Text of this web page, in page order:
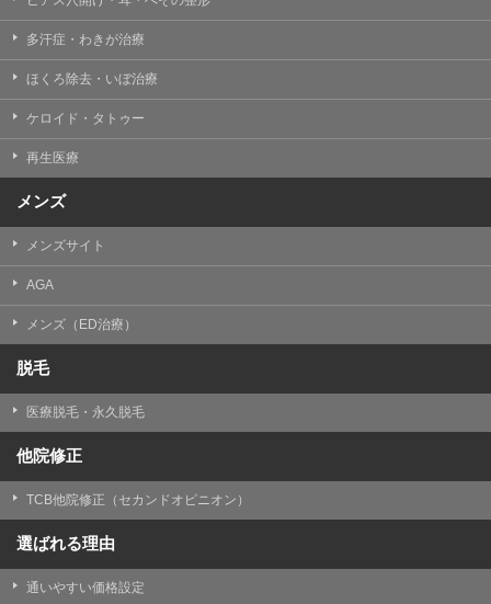
【取得する情報】に規定されている取得情報
②共同して利用する者の範囲
【基本理念】に規定するTCBグループ
③共同利用する者の利用目的
【利用目的】の達成のため
【外部委託について】
TCBグループは、【利用目的】の達成に必要な範囲内に
おいて、取得情報の取扱いの全部または一部を外部の業
務委託先に委託することがあります。取得情報の取り扱
いを委託する場合、委託先との間で、個人情報の保護に
正に管理されるよう確保します。
【第三者提供について】
TCBグループは、個人情報保護法その他の法令により認
められる場合を除き、患者様の同意なしに、取得情報を
委託先以外の第三者に開示・提供することはありませ
ん。
TCBグループは、本人の申し出により個人情報に関する
について、これを適切に対応します。
問合せ先：個人情報お問合せフォーム
多汗症・わきが治療
ほくろ除去・いぼ治療
ケロイド・タトゥー
再生医療
メンズ
メンズサイト
AGA
メンズ（ED治療）
脱毛
医療脱毛・永久脱毛
他院修正
TCB他院修正（セカンドオピニオン）
選ばれる理由
通いやすい価格設定